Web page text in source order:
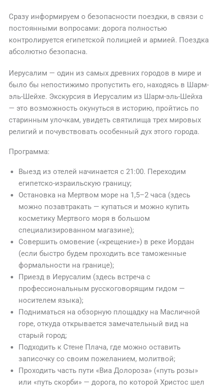
Сразу информируем о безопасности поездки, в связи с
постоянными вопросами: дорога полностью
контролируется египетской полицией и армией. Поездка
абсолютно безопасна.
Иерусалим — один из самых древних городов в мире и
было бы непостижимо пропустить его, находясь в Шарм-
эль-Шейхе. Экскурсия в Иерусалим из Шарм-эль-Шейха
— это возможность окунуться в историю, пройтись по
старинным улочкам, увидеть святилища трех мировых
религий и почувствовать особенный дух этого города.
Программа:
Выезд из отелей начинается с 21:00. Переходим
египетско-израильскую границу;
Остановка на Мертвом море на 1,5–2 часа (здесь
можно позавтракать — купаться и можно купить
косметику Мертвого моря в большом
специализированном магазине);
Совершить омовение («крещение») в реке Иордан
(если быстро будем проходить все таможенные
формальности на границе);
Приезд в Иерусалим (здесь встреча с
профессиональным русскоговорящим гидом —
носителем языка);
Подниматься на обзорную площадку на Масличной
горе, откуда открывается замечательный вид на
старый город;
Подходить к Стене Плача, где можно оставить
записочку со своим пожеланием, молитвой;
Проходить часть пути «Виа Долороза» («путь розы»
или «путь скорби» — дорога, по которой Христос шел